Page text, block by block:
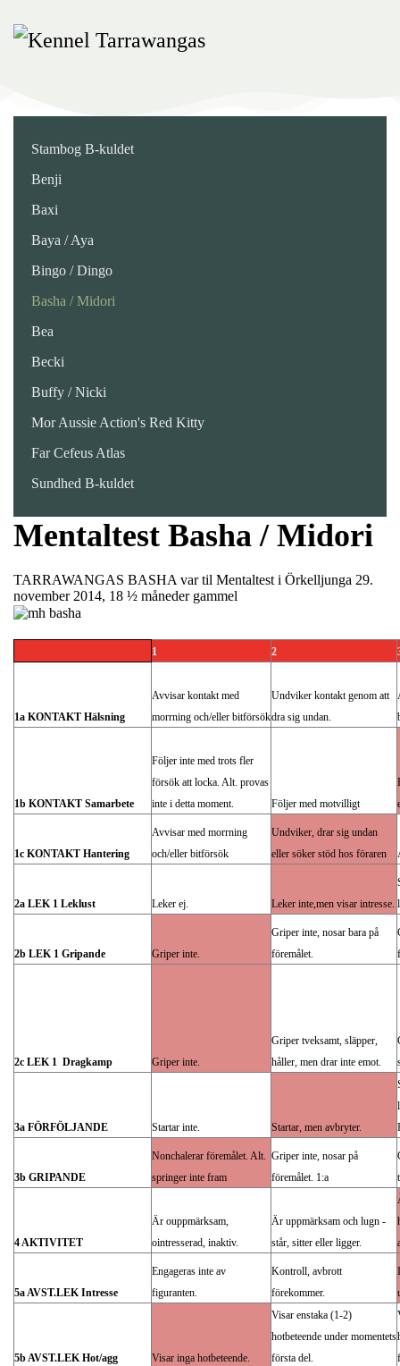
Skip
content
Stambog B-kuldet
Benji
Baxi
Baya / Aya
Bingo / Dingo
Basha / Midori
Bea
Becki
Buffy / Nicki
Mor Aussie Action's Red Kitty
Far Cefeus Atlas
Sundhed B-kuldet
Mentaltest Basha / Midori
TARRAWANGAS BASHA var til Mentaltest i Örkelljunga 29.
november 2014, 18 ½ måneder gammel
1 2
1a KONTAKT Hälsning
Avvisar kontakt med
morrning och/eller bitförsök
Undviker kontakt genom att
dra sig undan.
1b KONTAKT Samarbete
Följer inte med trots fler
försök att locka. Alt. provas
inte i detta moment.
Följer med motvilligt
1c KONTAKT Hantering
Avvisar med morrning
och/eller bitförsök
Undviker, drar sig undan
eller söker stöd hos föraren
2a LEK 1 Leklust Leker ej. Leker inte,men visar intresse.
2b LEK 1 Gripande Griper inte.
Griper inte, nosar bara på
föremålet.
2c LEK 1 Dragkamp Griper inte.
Griper tveksamt, släpper,
håller, men drar inte emot.
3a FÖRFÖLJANDE Startar inte. Startar, men avbryter.
3b GRIPANDE
Nonchalerar föremålet. Alt.
springer inte fram
Griper inte, nosar på
föremålet. 1:a
4 AKTIVITET
Är ouppmärksam,
ointresserad, inaktiv.
Är uppmärksam och lugn -
står, sitter eller ligger.
5a AVST.LEK Intresse
Engageras inte av
figuranten.
Kontroll, avbrott
förekommer.
5b AVST.LEK Hot/agg Visar inga hotbeteende.
Visar enstaka (1-2)
hotbeteende under momentets
första del.